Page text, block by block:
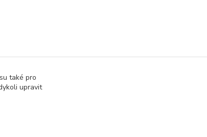
tržbu u správce daně online; v případě
také pro
upravit